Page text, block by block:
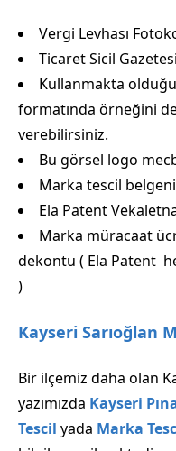
Vergi Levhası
Ticaret Sicil
Kullanmakta
formatında örneğini
verebilirsiniz.
Bu görsel logo
Marka tescil
Ela Patent
Marka müracaat
dekontu ( Ela Patent
)
Kayseri Sarıoğlan
Bir ilçemiz daha olan
yazımızda Kayseri
Tescil yada Marka